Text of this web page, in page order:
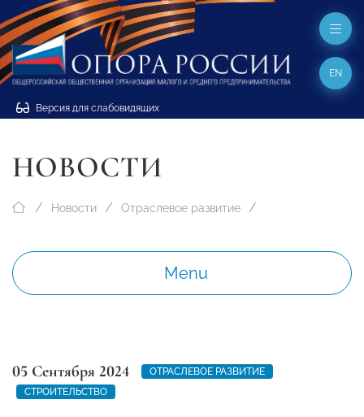
Версия для слабовидящих
EN
НОВОСТИ
Новости Отраслевое развитие
Menu
05 Сентября 2024
ОТРАСЛЕВОЕ РАЗВИТИЕ
СТРОИТЕЛЬСТВО